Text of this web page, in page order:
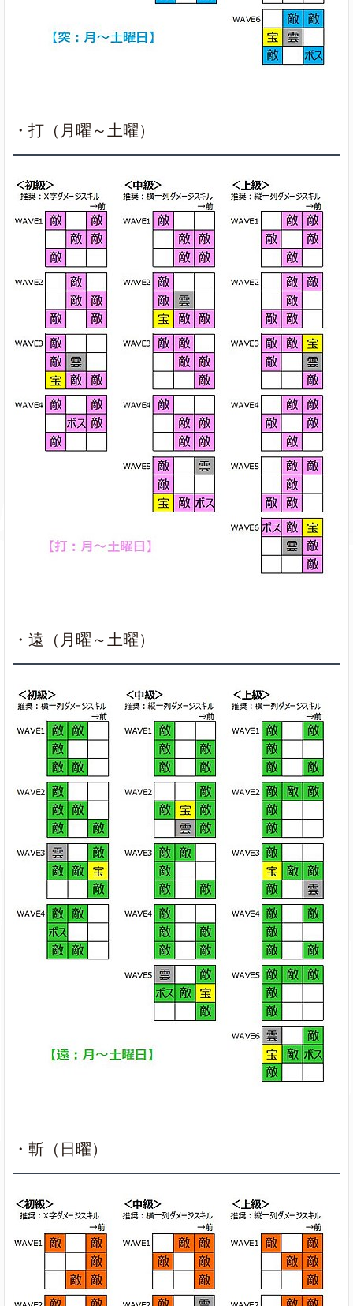
・打（月曜～土曜）
・遠（月曜～土曜）
・斬（日曜）